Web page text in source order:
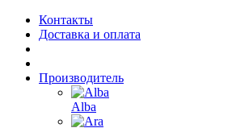
Контакты
Доставка и оплата
Производитель
Alba